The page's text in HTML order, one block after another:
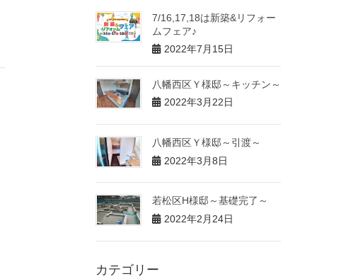
7/16,17,18は新築&リフォー
ムフェア♪
2022年7月15日
八幡西区Ｙ様邸～キッチン～
2022年3月22日
八幡西区Ｙ様邸～引渡～
2022年3月8日
若松区H様邸～基礎完了～
2022年2月24日
カテゴリー